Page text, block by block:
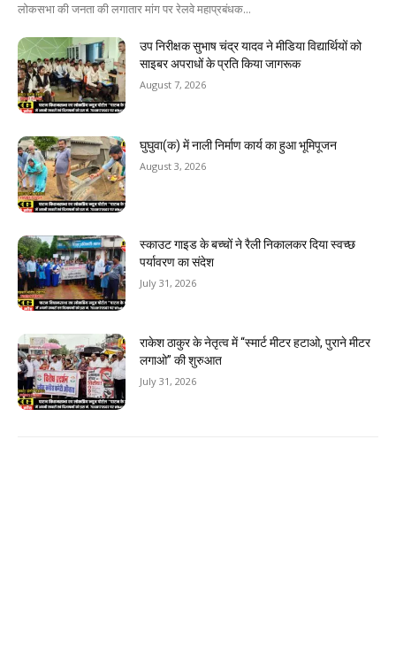
लोकसभा की जनता की लगातार मांग पर रेलवे महाप्रबंधक...
उप निरीक्षक सुभाष चंद्र यादव ने मीडिया विद्यार्थियों को
साइबर अपराधों के प्रति किया जागरूक
August 7, 2026
घुघुवा(क) में नाली निर्माण कार्य का हुआ भूमिपूजन
August 3, 2026
स्काउट गाइड के बच्चों ने रैली निकालकर दिया स्वच्छ
पर्यावरण का संदेश
July 31, 2026
राकेश ठाकुर के नेतृत्व में “स्मार्ट मीटर हटाओ, पुराने मीटर
लगाओ” की शुरुआत
July 31, 2026